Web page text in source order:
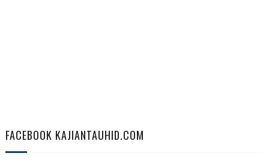
FACEBOOK KAJIANTAUHID.COM